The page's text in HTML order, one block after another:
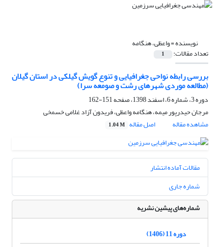
نویسنده =واعظی، هنگامه
تعداد مقالات: 1
بررسی رابطه نواحی جغرافیایی و تنوع گویش گیلکی در استان گیلان
(مطالعه موردی شهرهای رشت و صومعه سرا)
دوره 3، شماره 6، اسفند 1398، صفحه
151-162
مرجان حیدرپور میمه، هنگامه واعظی، فریدون آزاد غلامی خسمخی
مشاهده مقاله
اصل مقاله 1.04 M
مقالات آماده انتشار
شماره جاری
شماره‌های پیشین نشریه
دوره 11 (1406)